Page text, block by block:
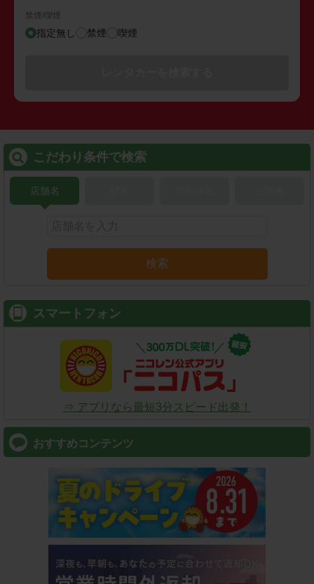
禁煙/喫煙
指定無し 禁煙 喫煙
こだわり条件で検索
店舗名
検索
スマートフォン
⇒ アプリなら最短3分スピード出発！
おすすめコンテンツ